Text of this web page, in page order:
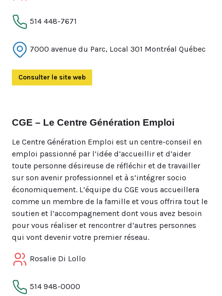
514 448-7671
7000 avenue du Parc, Local 301 Montréal Québec
Consulter le site web
CGE – Le Centre Génération Emploi
Le Centre Génération Emploi est un centre-conseil en
emploi passionné par l’idée d’accueillir et d’aider
toute personne désireuse de réfléchir et de travailler
sur son avenir professionnel et à s’intégrer socio
économiquement. L’équipe du CGE vous accueillera
comme un membre de la famille et vous offrira tout le
soutien et l’accompagnement dont vous avez besoin
pour vous réaliser et rencontrer d’autres personnes
qui vont devenir votre premier réseau.
Rosalie Di Lollo
514 948-0000